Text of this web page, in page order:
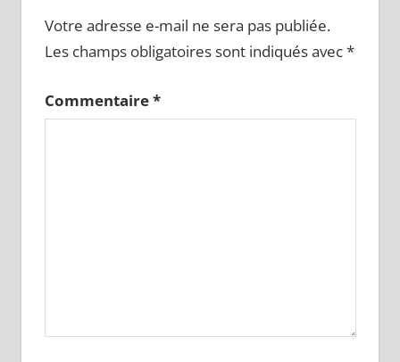
Votre adresse e-mail ne sera pas publiée.
Les champs obligatoires sont indiqués avec*
Commentaire*